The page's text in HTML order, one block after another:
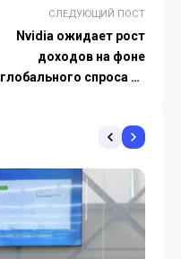
СЛЕДУЮЩИЙ ПОСТ
Nvidia ожидает рост
доходов на фоне
глобального спроса на